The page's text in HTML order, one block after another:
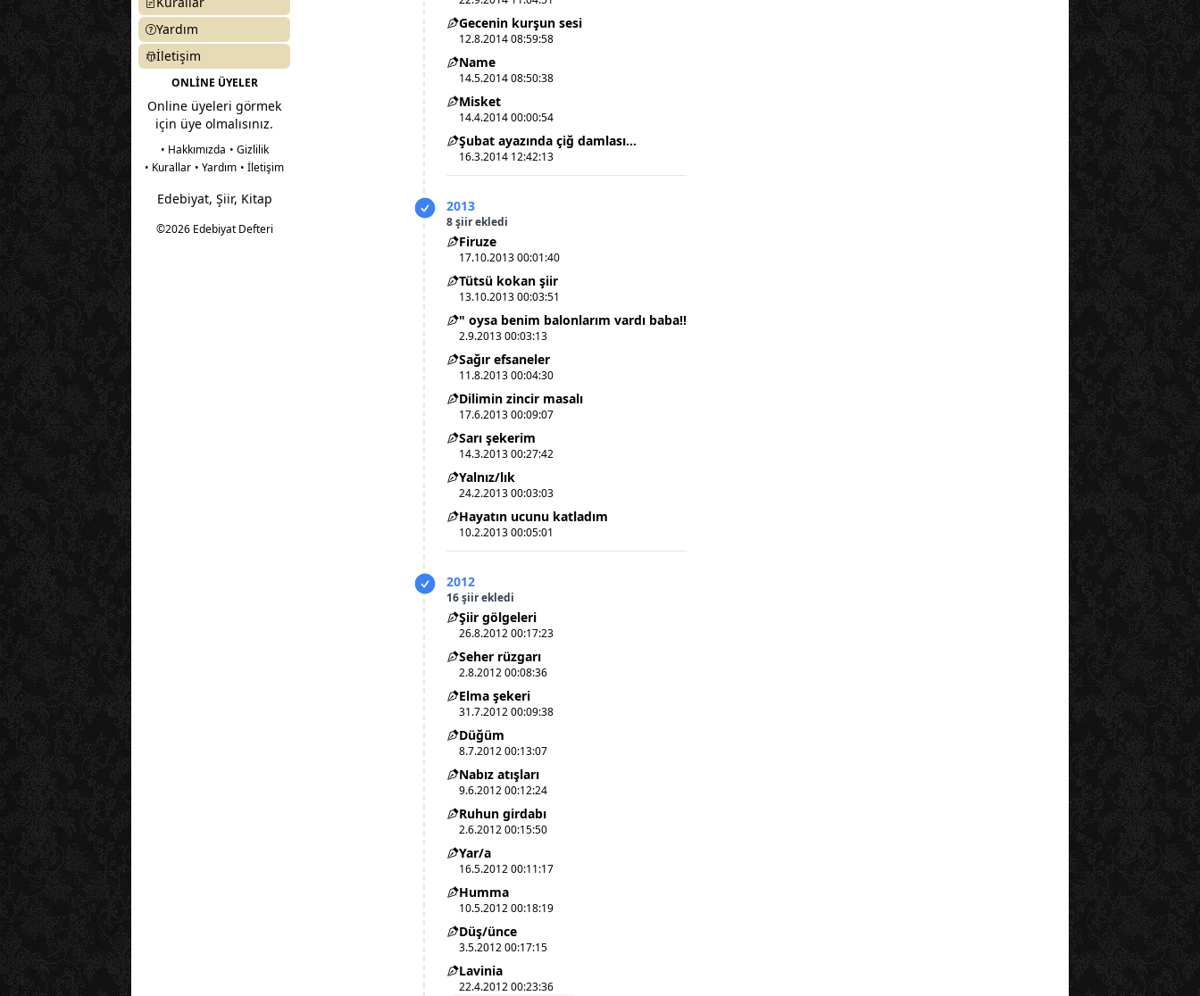
Yardım
İletişim
ONLİNE ÜYELER
Online üyeleri görmek
için üye olmalısınız.
• Hakkımızda • Gizlilik
• Kurallar • Yardım • İletişim
Edebiyat, Şiir, Kitap
©2026 Edebiyat Defteri
Gecenin kurşun sesi
12.8.2014 08:59:58
Name
14.5.2014 08:50:38
Misket
14.4.2014 00:00:54
Şubat ayazında çiğ damlası…
16.3.2014 12:42:13
2013
8 şiir ekledi
Firuze
17.10.2013 00:01:40
Tütsü kokan şiir
13.10.2013 00:03:51
" oysa benim balonlarım vardı baba!!
2.9.2013 00:03:13
Sağır efsaneler
11.8.2013 00:04:30
Dilimin zincir masalı
17.6.2013 00:09:07
Sarı şekerim
14.3.2013 00:27:42
Yalnız/lık
24.2.2013 00:03:03
Hayatın ucunu katladım
10.2.2013 00:05:01
2012
16 şiir ekledi
Şiir gölgeleri
26.8.2012 00:17:23
Seher rüzgarı
2.8.2012 00:08:36
Elma şekeri
31.7.2012 00:09:38
Düğüm
8.7.2012 00:13:07
Nabız atışları
9.6.2012 00:12:24
Ruhun girdabı
2.6.2012 00:15:50
Yar/a
16.5.2012 00:11:17
Humma
10.5.2012 00:18:19
Düş/ünce
3.5.2012 00:17:15
Lavinia
22.4.2012 00:23:36